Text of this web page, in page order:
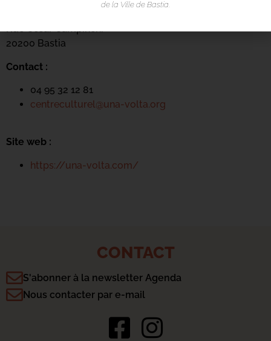
Rue César Campinchi
20200 Bastia
Contact :
04 95 32 12 81
centreculturel@una-volta.org
Site web :
https://una-volta.com/
CONTACT
S'abonner à la newsletter Agenda
Nous contacter par e-mail
de la Ville de Bastia.